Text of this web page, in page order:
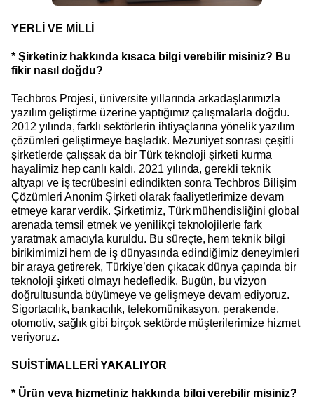
YERLİ VE MİLLİ
* Şirketiniz hakkında kısaca bilgi verebilir misiniz? Bu
fikir nasıl doğdu?
Techbros Projesi, üniversite yıllarında arkadaşlarımızla
yazılım geliştirme üzerine yaptığımız çalışmalarla doğdu.
2012 yılında, farklı sektörlerin ihtiyaçlarına yönelik yazılım
çözümleri geliştirmeye başladık. Mezuniyet sonrası çeşitli
şirketlerde çalışsak da bir Türk teknoloji şirketi kurma
hayalimiz hep canlı kaldı. 2021 yılında, gerekli teknik
altyapı ve iş tecrübesini edindikten sonra Techbros Bilişim
Çözümleri Anonim Şirketi olarak faaliyetlerimize devam
etmeye karar verdik. Şirketimiz, Türk mühendisliğini global
arenada temsil etmek ve yenilikçi teknolojilerle fark
yaratmak amacıyla kuruldu. Bu süreçte, hem teknik bilgi
birikimimizi hem de iş dünyasında edindiğimiz deneyimleri
bir araya getirerek, Türkiye’den çıkacak dünya çapında bir
teknoloji şirketi olmayı hedefledik. Bugün, bu vizyon
doğrultusunda büyümeye ve gelişmeye devam ediyoruz.
Sigortacılık, bankacılık, telekomünikasyon, perakende,
otomotiv, sağlık gibi birçok sektörde müşterilerimize hizmet
veriyoruz.
SUİSTİMALLERİ YAKALIYOR
* Ürün veya hizmetiniz hakkında bilgi verebilir misiniz?